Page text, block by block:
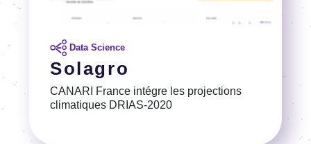
Solagro
CANARI France intégre les projections
climatiques DRIAS-2020
Data Science